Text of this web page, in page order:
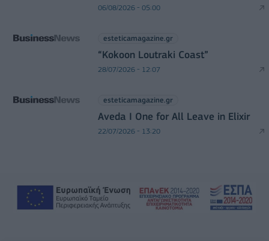
06/08/2026 - 05:00
esteticamagazine.gr
“Kokoon Loutraki Coast”
28/07/2026 - 12:07
esteticamagazine.gr
Aveda I One for All Leave in Elixir
22/07/2026 - 13:20